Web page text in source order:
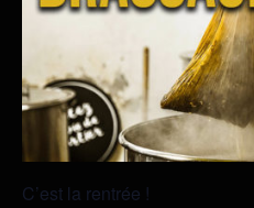
C’est la rentrée !